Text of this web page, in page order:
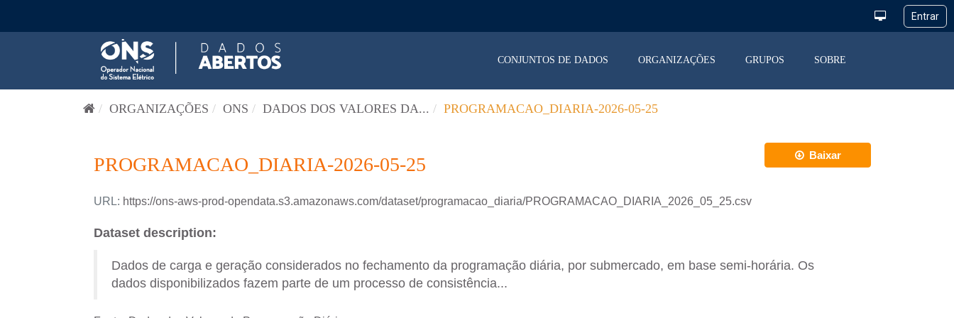
CONJUNTOS DE DADOS ORGANIZAÇÕES GRUPOS SOBRE
ORGANIZAÇÕES ONS DADOS DOS VALORES DA... PROGRAMACAO_DIARIA-2026-05-25
Baixar
PROGRAMACAO_DIARIA-2026-05-25
URL: https://ons-aws-prod-opendata.s3.amazonaws.com/dataset/programacao_diaria/PROGRAMACAO_DIARIA_2026_05_25.csv
Dataset description:
Dados de carga e geração considerados no fechamento da programação diária, por submercado, em base semi-horária. Os
dados disponibilizados fazem parte de um processo de consistência...